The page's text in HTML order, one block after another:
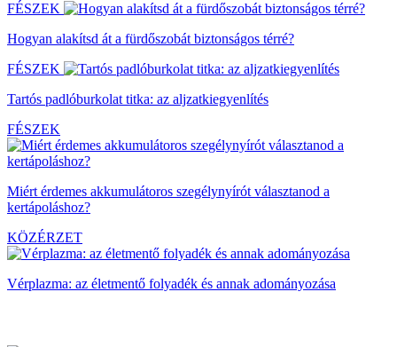
FÉSZEK
Hogyan alakítsd át a fürdőszobát biztonságos térré?
FÉSZEK
Tartós padlóburkolat titka: az aljzatkiegyenlítés
FÉSZEK
Miért érdemes akkumulátoros szegélynyírót választanod a
kertápoláshoz?
KÖZÉRZET
Vérplazma: az életmentő folyadék és annak adományozása